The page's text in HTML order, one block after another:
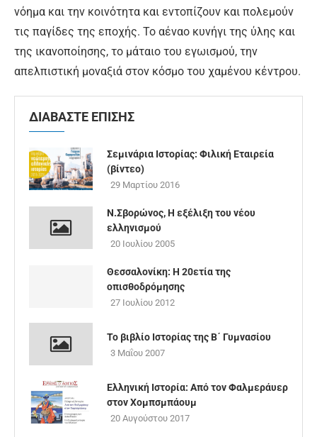
νόημα και την κοινότητα και εντοπίζουν και πολεμούν
τις παγίδες της εποχής. Το αέναο κυνήγι της ύλης και
της ικανοποίησης, το μάταιο του εγωισμού, την
απελπιστική μοναξιά στον κόσμο του χαμένου κέντρου.
ΔΙΑΒΑΣΤΕ ΕΠΙΣΗΣ
Σεμινάρια Ιστορίας: Φιλική Εταιρεία
(βίντεο)
29 Μαρτίου 2016
Ν.Σβορώνος, Η εξέλιξη του νέου
ελληνισμού
20 Ιουλίου 2005
Θεσσαλονίκη: Η 20ετία της
οπισθοδρόμησης
27 Ιουλίου 2012
Το βιβλίο Ιστορίας της Β΄ Γυμνασίου
3 Μαΐου 2007
Ελληνική Ιστορία: Από τον Φαλμεράυερ
στον Χομπσμπάουμ
20 Αυγούστου 2017